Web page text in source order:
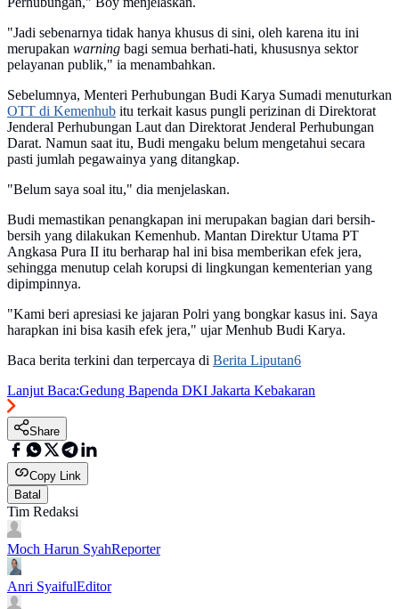
"Jadi sebenarnya tidak hanya khusus di sini, oleh karena itu ini
merupakan warning bagi semua berhati-hati, khususnya sektor
pelayanan publik," ia menambahkan.
Sebelumnya, Menteri Perhubungan Budi Karya Sumadi menuturkan
OTT di Kemenhub itu terkait kasus pungli perizinan di Direktorat
Jenderal Perhubungan Laut dan Direktorat Jenderal Perhubungan
Darat. Namun saat itu, Budi mengaku belum mengetahui secara
pasti jumlah pegawainya yang ditangkap.
"Belum saya soal itu," dia menjelaskan.
Budi memastikan penangkapan ini merupakan bagian dari bersih-
bersih yang dilakukan Kemenhub. Mantan Direktur Utama PT
Angkasa Pura II itu berharap hal ini bisa memberikan efek jera,
sehingga menutup celah korupsi di lingkungan kementerian yang
dipimpinnya.
"Kami beri apresiasi ke jajaran Polri yang bongkar kasus ini. Saya
harapkan ini bisa kasih efek jera," ujar Menhub Budi Karya.
Baca berita terkini dan terpercaya di Berita Liputan6
Lanjut Baca:Gedung Bapenda DKI Jakarta Kebakaran
Share
Copy Link
Batal
Tim Redaksi
Moch Harun SyahReporter
Anri SyaifulEditor